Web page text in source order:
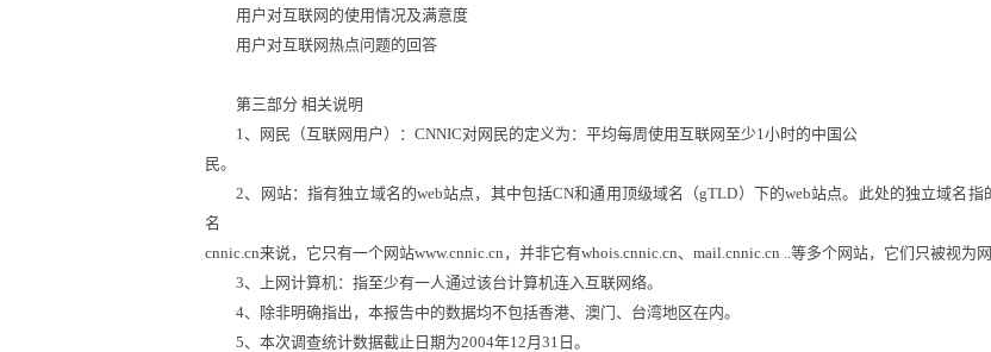
用户对互联网的使用情况及满意度
用户对互联网热点问题的回答
第三部分 相关说明
1、网民（互联网用户）：CNNIC对网民的定义为：平均每周使用互联网至少1小时的中国公
民。
2、网站：指有独立域名的web站点，其中包括CN和通用顶级域名（gTLD）下的web站点。此处的独立域名指
名
cnnic.cn来说，它只有一个网站www.cnnic.cn ，并非它有whois.cnnic.cn、mail.cnnic.cn ..等多个网站，它们只被视为
3、上网计算机：指至少有一人通过该台计算机连入互联网络。
4、除非明确指出，本报告中的数据均不包括香港、澳门、台湾地区在内。
5、本次调查统计数据截止日期为2004年12月31日。